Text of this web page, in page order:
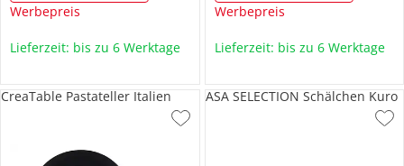
Werbepreis
Lieferzeit: bis zu 6 Werktage
Werbepreis
Lieferzeit: bis zu 6 Werktage
CreaTable Pastateller Italien ASA SELECTION Schälchen Kuro